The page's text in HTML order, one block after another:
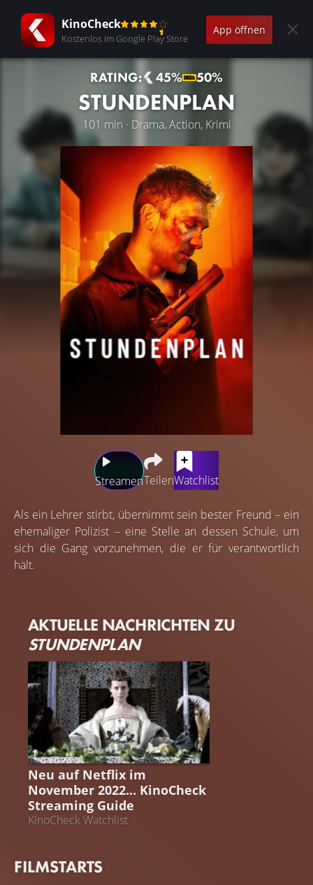
KinoCheck
Kostenlos im Google Play Store
App öffnen
RATING: 45% 50%
STUNDENPLAN
101 min · Drama, Action, Krimi
StreamenTeilenWatchlist
Als ein Lehrer stirbt, übernimmt sein bester Freund – ein
ehemaliger Polizist – eine Stelle an dessen Schule, um
sich die Gang vorzunehmen, die er für verantwortlich
hält.
AKTUELLE NACHRICHTEN ZU
STUNDENPLAN
STREAMING GUIDE
Neu auf Netflix im
November 2022... KinoCheck
Streaming Guide
KinoCheck Watchlist
FILMSTARTS